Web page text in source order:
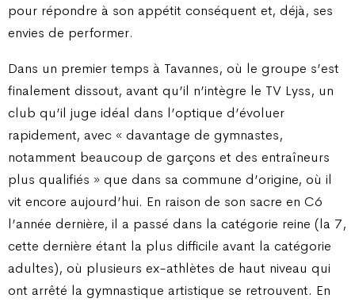
pour répondre à son appétit conséquent et, déjà, ses
envies de performer.
Dans un premier temps à Tavannes, où le groupe s’est
finalement dissout, avant qu’il n’intègre le TV Lyss, un
club qu’il juge idéal dans l’optique d’évoluer
rapidement, avec « davantage de gymnastes,
notamment beaucoup de garçons et des entraîneurs
plus qualifiés » que dans sa commune d’origine, où il
vit encore aujourd’hui. En raison de son sacre en C6
l’année dernière, il a passé dans la catégorie reine (la 7,
cette dernière étant la plus difficile avant la catégorie
adultes), où plusieurs ex-athlètes de haut niveau qui
ont arrêté la gymnastique artistique se retrouvent. En